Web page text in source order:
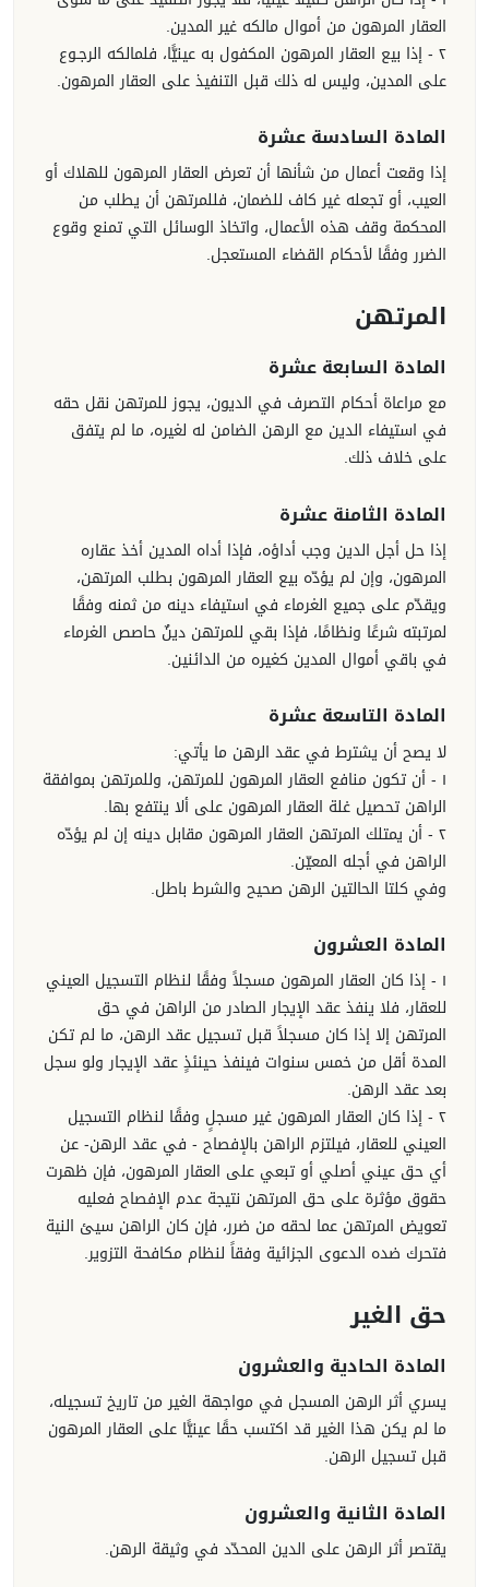
العقار المرهون من أموال مالكه غير المدين.
٢ - إذا بيع العقار المرهون المكفول به عينيًّا، فلمالكه الرجـوع
على المدين، وليس له ذلك قبل التنفيذ على العقار المرهون.
المادة السادسة عشرة
إذا وقعت أعمال من شأنها أن تعرض العقار المرهون للهلاك أو
العيب، أو تجعله غير كاف للضمان، فللمرتهن أن يطلب من
المحكمة وقف هذه الأعمال، واتخاذ الوسائل التي تمنع وقوع
الضرر وفقًا لأحكام القضاء المستعجل.
المرتهن
المادة السابعة عشرة
مع مراعاة أحكام التصرف في الديون، يجوز للمرتهن نقل حقه
في استيفاء الدين مع الرهن الضامن له لغيره، ما لم يتفق
على خلاف ذلك.
المادة الثامنة عشرة
إذا حل أجل الدين وجب أداؤه، فإذا أداه المدين أخذ عقاره
المرهون، وإن لم يؤدّه بيع العقار المرهون بطلب المرتهن،
ويقدّم على جميع الغرماء في استيفاء دينه من ثمنه وفقًا
لمرتبته شرعًا ونظامًا، فإذا بقي للمرتهن دينٌ حاصص الغرماء
في باقي أموال المدين كغيره من الدائنين.
المادة التاسعة عشرة
لا يصح أن يشترط في عقد الرهن ما يأتي:
١ - أن تكون منافع العقار المرهون للمرتهن، وللمرتهن بموافقة
الراهن تحصيل غلة العقار المرهون على ألا ينتفع بها.
٢ - أن يمتلك المرتهن العقار المرهون مقابل دينه إن لم يؤدّه
الراهن في أجله المعيّن.
وفي كلتا الحالتين الرهن صحيح والشرط باطل.
المادة العشرون
١ - إذا كان العقار المرهون مسجلاً وفقًا لنظام التسجيل العيني
للعقار، فلا ينفذ عقد الإيجار الصادر من الراهن في حق
المرتهن إلا إذا كان مسجلاً قبل تسجيل عقد الرهن، ما لم تكن
المدة أقل من خمس سنوات فينفذ حينئذٍ عقد الإيجار ولو سجل
بعد عقد الرهن.
٢ - إذا كان العقار المرهون غير مسجلٍ وفقًا لنظام التسجيل
العيني للعقار، فيلتزم الراهن بالإفصاح - في عقد الرهن- عن
أي حق عيني أصلي أو تبعي على العقار المرهون، فإن ظهرت
حقوق مؤثرة على حق المرتهن نتيجة عدم الإفصاح فعليه
تعويض المرتهن عما لحقه من ضرر، فإن كان الراهن سيئ النية
فتحرك ضده الدعوى الجزائية وفقاً لنظام مكافحة التزوير.
حق الغير
المادة الحادية والعشرون
يسري أثر الرهن المسجل في مواجهة الغير من تاريخ تسجيله،
ما لم يكن هذا الغير قد اكتسب حقًا عينيًّا على العقار المرهون
قبل تسجيل الرهن.
المادة الثانية والعشرون
يقتصر أثر الرهن على الدين المحدّد في وثيقة الرهن.